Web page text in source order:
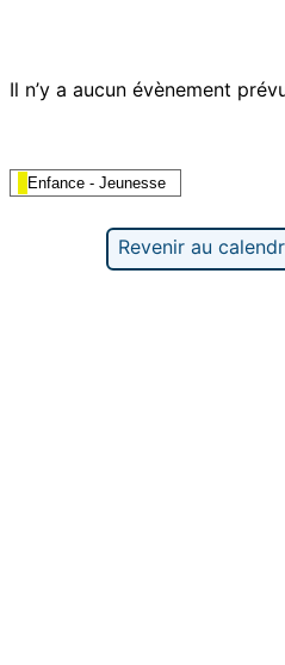
Il n’y a aucun évènement
Enfance - Jeunesse
Revenir au